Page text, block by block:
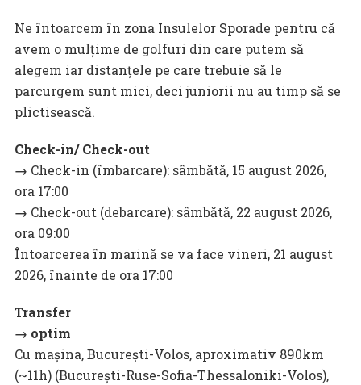
Ne întoarcem în zona Insulelor Sporade pentru că
avem o mulțime de golfuri din care putem să
alegem iar distanțele pe care trebuie să le
parcurgem sunt mici, deci juniorii nu au timp să se
plictisească.
Check-in/ Check-out
→ Check-in (îmbarcare): sâmbătă, 15 august 2026,
ora 17:00
→ Check-out (debarcare): sâmbătă, 22 august 2026,
ora 09:00
Întoarcerea în marină se va face vineri, 21 august
2026, înainte de ora 17:00
Transfer
→ optim
Cu mașina, București-Volos, aproximativ 890km
(~11h) (București-Ruse-Sofia-Thessaloniki-Volos),